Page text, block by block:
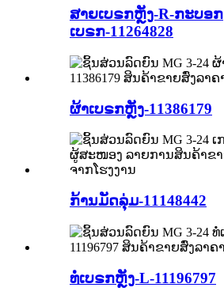
ສາຍເບຣກຫຼັງ-R-ກະບອກ
ເບຣກ-11264828
ຜ້າເບຣກຫຼັງ-11386179
ກ້ານມັດລຸ່ມ-11148442
ທໍ່ເບຣກຫຼັງ-L-11196797